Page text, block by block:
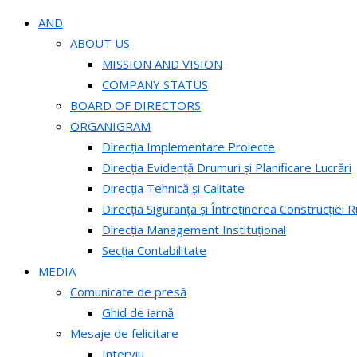
AND
ABOUT US
MISSION AND VISION
COMPANY STATUS
BOARD OF DIRECTORS
ORGANIGRAM
Direcția Implementare Proiecte
Direcția Evidență Drumuri și Planificare Lucrări
Direcția Tehnică și Calitate
Direcția Siguranța și Întreținerea Construcției
Direcția Management Instituțional
Secția Contabilitate
MEDIA
Comunicate de presă
Ghid de iarnă
Mesaje de felicitare
Interviu